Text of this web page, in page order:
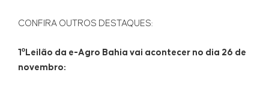
CONFIRA OUTROS DESTAQUES:
1ºLeilão da e-Agro Bahia vai acontecer no dia 26 de
novembro: